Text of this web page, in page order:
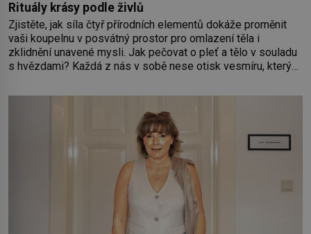
Rituály krásy podle živlů
Zjistěte, jak síla čtyř přírodních elementů dokáže proměnit
vaši koupelnu v posvátný prostor pro omlazení těla i
zklidnění unavené mysli. Jak pečovat o pleť a tělo v souladu
s hvězdami? Každá z nás v sobě nese otisk vesmíru, který
pokožky. Ohnivá znamení Ženy narozené ve znamení Berana,